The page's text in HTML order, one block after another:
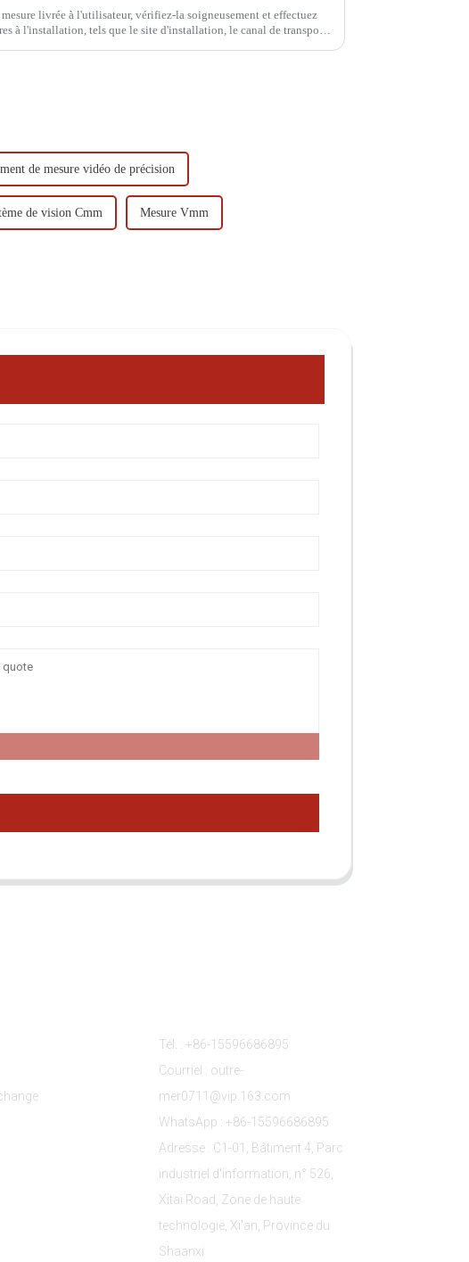
livrée à l'utilisateur, vérifiez-la soigneusement et effectuez
à l'installation, tels que le site d'installation, le canal de transport
de mesure vidéo de précision
de vision Cmm Mesure Vmm
Tél. : +86-15596686895
Courriel : outre-
mer0711@vip.163.com
WhatsApp : +86-15596686895
Adresse : C1-01, Bâtiment 4, Parc
industriel d'information, n° 526,
Xitai Road, Zone de haute
technologie, Xi'an, Province du
Shaanxi